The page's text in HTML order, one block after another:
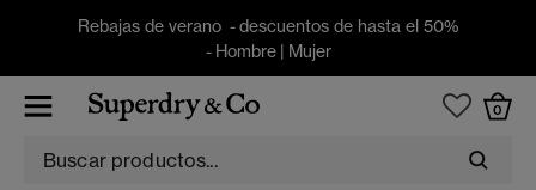
Rebajas de verano - descuentos de hasta el 50%
- Hombre| Mujer
0